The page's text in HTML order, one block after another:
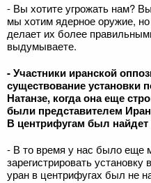
- Вы хотите угрожать нам?
мы хотим ядерное оружие,
делает их более
выдумываете.
- Участники иранской
существование установки
Натанзе, когда она еще
были представителем
В центрифугам был
- В то время у нас было еще
зарегистрировать
уран в центрифугах был не